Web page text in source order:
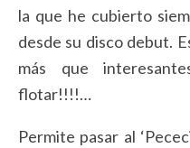
la que he cubierto
desde su disco debut.
más que
flotar!!!!…
Permite pasar al